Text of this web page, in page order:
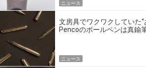
ニュース
文房具でワクワクしていた“
Pencoのボールペンは真鍮
ニュース